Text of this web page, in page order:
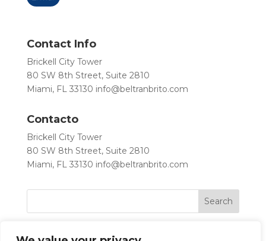
Contact Info
Brickell City Tower
80 SW 8th Street, Suite 2810
Miami, FL 33130 info@beltranbrito.com
Contacto
Brickell City Tower
80 SW 8th Street, Suite 2810
Miami, FL 33130 info@beltranbrito.com